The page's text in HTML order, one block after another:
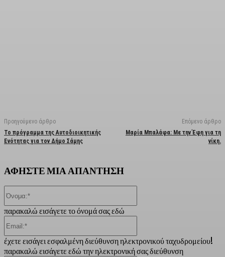
Προηγούμενο άρθρο
Το πρόγραμμα της Αυτοδιοικητικής
Ενότητας για τον Δήμο Σάμης
Επόμενο άρθρο
Μαρία Μπαλάφα: Με την Έφη για τη
νίκη.
ΑΦΗΣΤΕ ΜΙΑ ΑΠΑΝΤΗΣΗ
παρακαλώ εισάγετε το όνομά σας εδώ
έχετε εισάγει εσφαλμένη διεύθυνση ηλεκτρονικού ταχυδρομείου!
παρακαλώ εισάγετε εδώ την ηλεκτρονική σας διεύθυνση